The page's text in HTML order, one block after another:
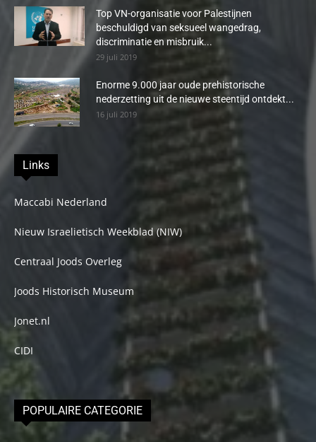
Top VN-organisatie voor Palestijnen
beschuldigd van seksueel wangedrag,
discriminatie en misbruik...
29 juli 2019
Enorme 9.000 jaar oude prehistorische
nederzetting uit de nieuwe steentijd ontdekt...
16 juli 2019
Links
Maccabi Nederland
Nieuw Israelietisch Weekblad (NIW)
Centraal Joods Overleg
Joods Historisch Museum
Jonet.nl
CIDI
POPULAIRE CATEGORIE